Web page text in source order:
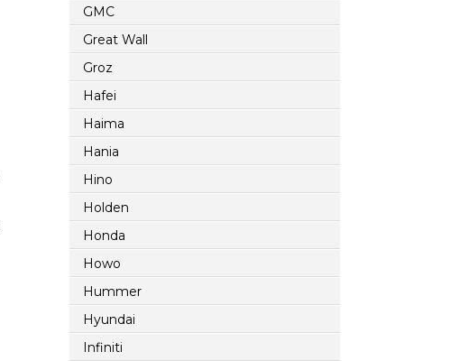
GMC
Great Wall
Groz
Hafei
Haima
Hania
Hino
Holden
Honda
Howo
Hummer
Hyundai
Infiniti